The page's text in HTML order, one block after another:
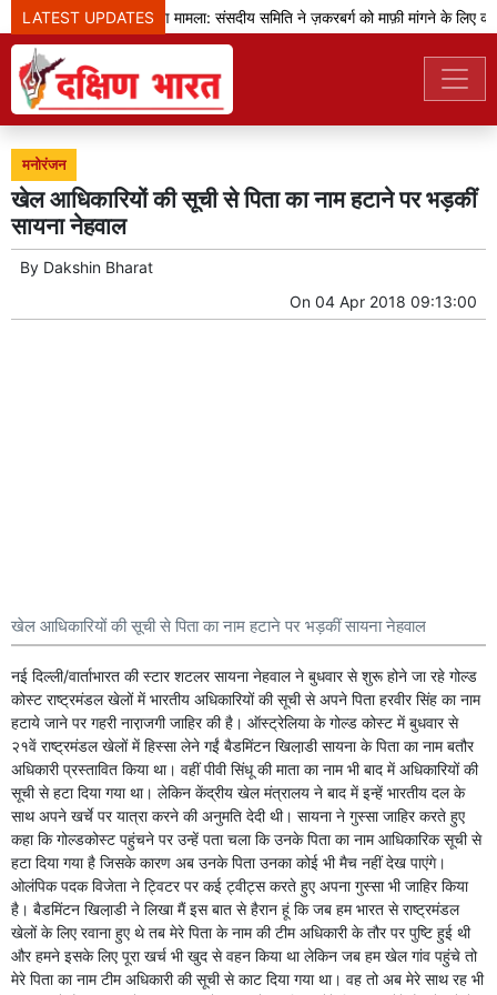
LATEST UPDATES
प्रधानमंत्री का भाषण मामला: संसदीय समिति ने ज़करबर्ग को माफ़ी मांगने के लिए कहा
मनोरंजन
खेल आधिकारियों की सूची से पिता का नाम हटाने पर भड़कीं
सायना नेहवाल
By Dakshin Bharat
On 04 Apr 2018 09:13:00
खेल आधिकारियों की सूची से पिता का नाम हटाने पर भड़कीं सायना नेहवाल
नई दिल्ली/वार्ताभारत की स्टार शटलर सायना नेहवाल ने बुधवार से शुरू होने जा रहे गोल्ड
कोस्ट राष्ट्रमंडल खेलों में भारतीय अधिकारियों की सूची से अपने पिता हरवीर सिंह का नाम
हटाये जाने पर गहरी नारा़जगी जाहिर की है। ऑस्ट्रेलिया के गोल्ड कोस्ट में बुधवार से
२१वें राष्ट्रमंडल खेलों में हिस्सा लेने गईं बैडमिंटन खिला़डी सायना के पिता का नाम बतौर
अधिकारी प्रस्तावित किया था। वहीं पीवी सिंधू की माता का नाम भी बाद में अधिकारियों की
सूची से हटा दिया गया था। लेकिन केंद्रीय खेल मंत्रालय ने बाद में इन्हें भारतीय दल के
साथ अपने खर्चे पर यात्रा करने की अनुमति देदी थी। सायना ने गुस्सा जाहिर करते हुए
कहा कि गोल्डकोस्ट पहुंचने पर उन्हें पता चला कि उनके पिता का नाम आधिकारिक सूची से
हटा दिया गया है जिसके कारण अब उनके पिता उनका कोई भी मैच नहीं देख पाएंगे।
ओलंपिक पदक विजेता ने ट्विटर पर कई ट्वीट्स करते हुए अपना गुस्सा भी जाहिर किया
है। बैडमिंटन खिला़डी ने लिखा मैं इस बात से हैरान हूं कि जब हम भारत से राष्ट्रमंडल
खेलों के लिए रवाना हुए थे तब मेरे पिता के नाम की टीम अधिकारी के तौर पर पुष्टि हुई थी
और हमने इसके लिए पूरा खर्च भी खुद से वहन किया था लेकिन जब हम खेल गांव पहुंचे तो
मेरे पिता का नाम टीम अधिकारी की सूची से काट दिया गया था। वह तो अब मेरे साथ रह भी